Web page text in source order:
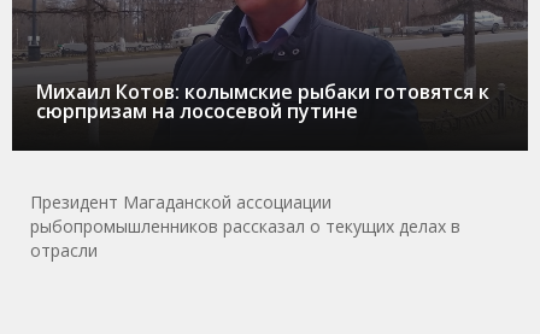
Михаил Котов: колымские рыбаки готовятся к
сюрпризам на лососевой путине
Президент Магаданской ассоциации
рыбопромышленников рассказал о текущих делах в
отрасли